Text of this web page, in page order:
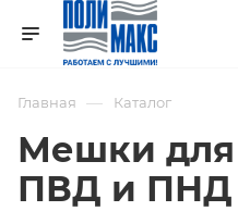
Главная — Каталог
Мешки для
ПВД и ПНД